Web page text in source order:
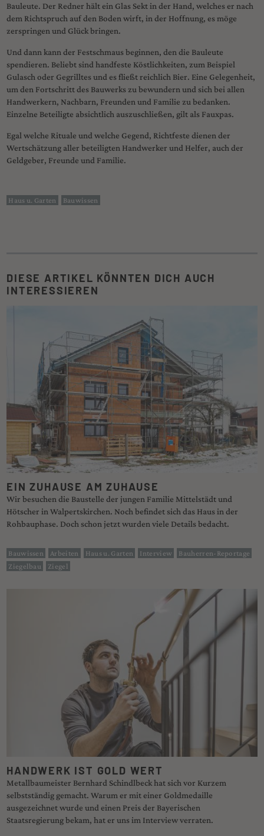
Bauleute. Der Redner hält ein Glas Sekt in der Hand, welches er nach
dem Richtspruch auf den Boden wirft, in der Hoffnung, es möge
zerspringen und Glück bringen.
Und dann kann der Festschmaus beginnen, den die Bauleute
spendieren. Beliebt sind handfeste Köstlichkeiten, zum Beispiel
Gulasch oder Gegrilltes und es fließt reichlich Bier. Eine Gelegenheit,
um den Fortschritt des Bauwerks zu bewundern und sich bei allen
Handwerkern, Nachbarn, Freunden und Familie zu bedanken.
Einzelne Beteiligte absichtlich auszuschließen, gilt als Fauxpas.
Egal welche Rituale und welche Gegend, Richtfeste dienen der
Wertschätzung aller beteiligten Handwerker und Helfer, auch der
Geldgeber, Freunde und Familie.
Haus u. Garten Bauwissen
DIESE ARTIKEL KÖNNTEN DICH AUCH
INTERESSIEREN
EIN ZUHAUSE AM ZUHAUSE
Wir besuchen die Baustelle der jungen Familie Mittelstädt und
Hötscher in Walpertskirchen. Noch befindet sich das Haus in der
Rohbauphase. Doch schon jetzt wurden viele Details bedacht.
Bauwissen Arbeiten Haus u. Garten Interview
Bauherren-Reportage
Ziegelbau
Ziegel
HANDWERK IST GOLD WERT
Metallbaumeister Bernhard Schindlbeck hat sich vor Kurzem
selbstständig gemacht. Warum er mit einer Goldmedaille
ausgezeichnet wurde und einen Preis der Bayerischen
Staatsregierung bekam, hat er uns im Interview verraten.